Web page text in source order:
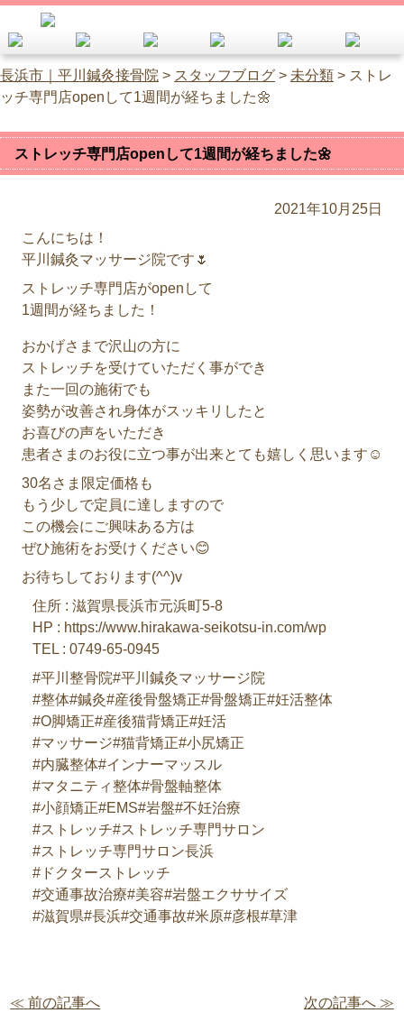
長浜市｜平川鍼灸接骨院 > スタッフブログ > 未分類 > ストレ
ッチ専門店openして1週間が経ちました🌼
ストレッチ専門店openして1週間が経ちました🌼
2021年10月25日
こんにちは！
平川鍼灸マッサージ院です🌷
ストレッチ専門店がopenして
1週間が経ちました！
おかげさまで沢山の方に
ストレッチを受けていただく事ができ
また一回の施術でも
姿勢が改善され身体がスッキリしたと
お喜びの声をいただき
患者さまのお役に立つ事が出来とても嬉しく思います☺️
30名さま限定価格も
もう少しで定員に達しますので
この機会にご興味ある方は
ぜひ施術をお受けください😊
お待ちしております(^^)v
住所 : 滋賀県長浜市元浜町5-8
HP : https://www.hirakawa-seikotsu-in.com/wp
TEL : 0749-65-0945
#平川整骨院#平川鍼灸マッサージ院
#整体#鍼灸#産後骨盤矯正#骨盤矯正#妊活整体
#O脚矯正#産後猫背矯正#妊活
#マッサージ#猫背矯正#小尻矯正
#内臓整体#インナーマッスル
#マタニティ整体#骨盤軸整体
#小顔矯正#EMS#岩盤#不妊治療
#ストレッチ#ストレッチ専門サロン
#ストレッチ専門サロン長浜
#ドクターストレッチ
#交通事故治療#美容#岩盤エクササイズ
#滋賀県#長浜#交通事故#米原#彦根#草津
≪ 前の記事へ 次の記事へ ≫